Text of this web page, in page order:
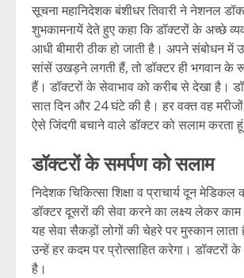
सूचना महानिदेशक बंशीधर तिवारी ने नेशनल
शुभकामनायें देते हुए कहा कि डॉक्टरों के अच्छे
आधी बीमारी ठीक हो जाती है। अपने संबोधन में
सांसें उखड़ने लगती हैं, तो डॉक्टर ही भगवान
हैं। डॉक्टरों के सेवाभाव को करीब से देखा है।
सात दिन और 24 घंटे की है। हर वक्त वह
ऐसे जिंदगी बचाने वाले डॉक्टर को सलाम करता
डॉक्टरों के समर्पण को सलाम
निदेशक चिकित्सा शिक्षा व प्राचार्य दून
डॉक्टर दूसरों की सेवा करने का लक्ष्य लेकर
यह सेवा सैकड़ों लोगों की चेहरे पर मुस्कान लाता
उन्हें हर कदम पर प्रोत्साहित करेगा। डॉक्टरों
है।